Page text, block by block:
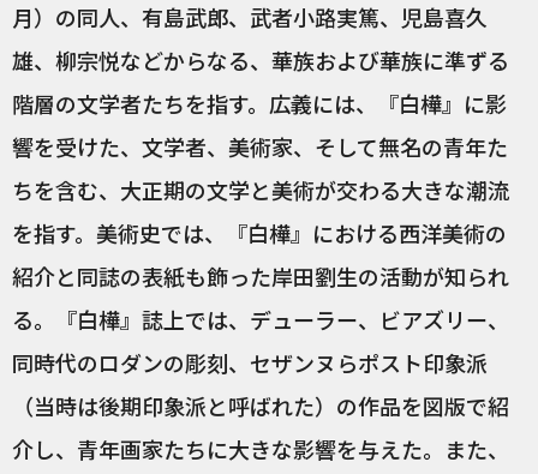
月）の同人、有島武郎、武者小路実篤、児島喜久
雄、柳宗悦などからなる、華族および華族に準ずる
階層の文学者たちを指す。広義には、『白樺』に影
響を受けた、文学者、美術家、そして無名の青年た
ちを含む、大正期の文学と美術が交わる大きな潮流
を指す。美術史では、『白樺』における西洋美術の
紹介と同誌の表紙も飾った岸田劉生の活動が知られ
る。『白樺』誌上では、デューラー、ビアズリー、
同時代のロダンの彫刻、セザンヌらポスト印象派
（当時は後期印象派と呼ばれた）の作品を図版で紹
介し、青年画家たちに大きな影響を与えた。また、